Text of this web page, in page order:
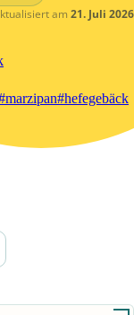
am 21. Juli 2026
#hefegebäck